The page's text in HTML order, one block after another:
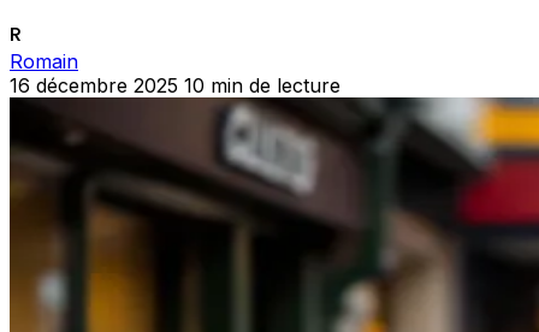
R
Romain
16 décembre 2025 10 min de lecture